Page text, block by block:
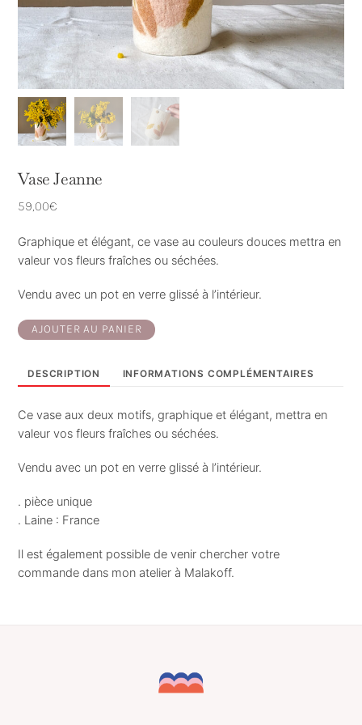
Vase Jeanne
59,00€
Graphique et élégant, ce vase au couleurs douces mettra en
valeur vos fleurs fraîches ou séchées.
Vendu avec un pot en verre glissé à l’intérieur.
quantité
Jeanne
AJOUTER AU PANIER
DESCRIPTION INFORMATIONS COMPLÉMENTAIRES
Ce vase aux deux motifs, graphique et élégant, mettra en
valeur vos fleurs fraîches ou séchées.
Vendu avec un pot en verre glissé à l’intérieur.
. pièce unique
. Laine : France
Il est également possible de venir chercher votre
commande dans mon atelier à Malakoff.